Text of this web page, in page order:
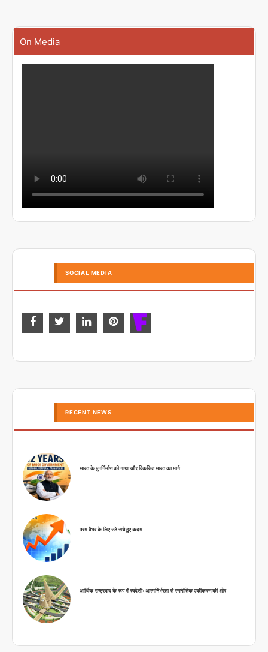
On Media
SOCIAL MEDIA
RECENT NEWS
भारत के पुनर्निर्माण की गाथा और विकसित भारत का मार्ग
परम वैभव के लिए उठे सधे हुए कदम
आर्थिक राष्ट्रवाद के रूप में स्वदेशीः आत्मनिर्भरता से रणनीतिक एकीकरण की ओर